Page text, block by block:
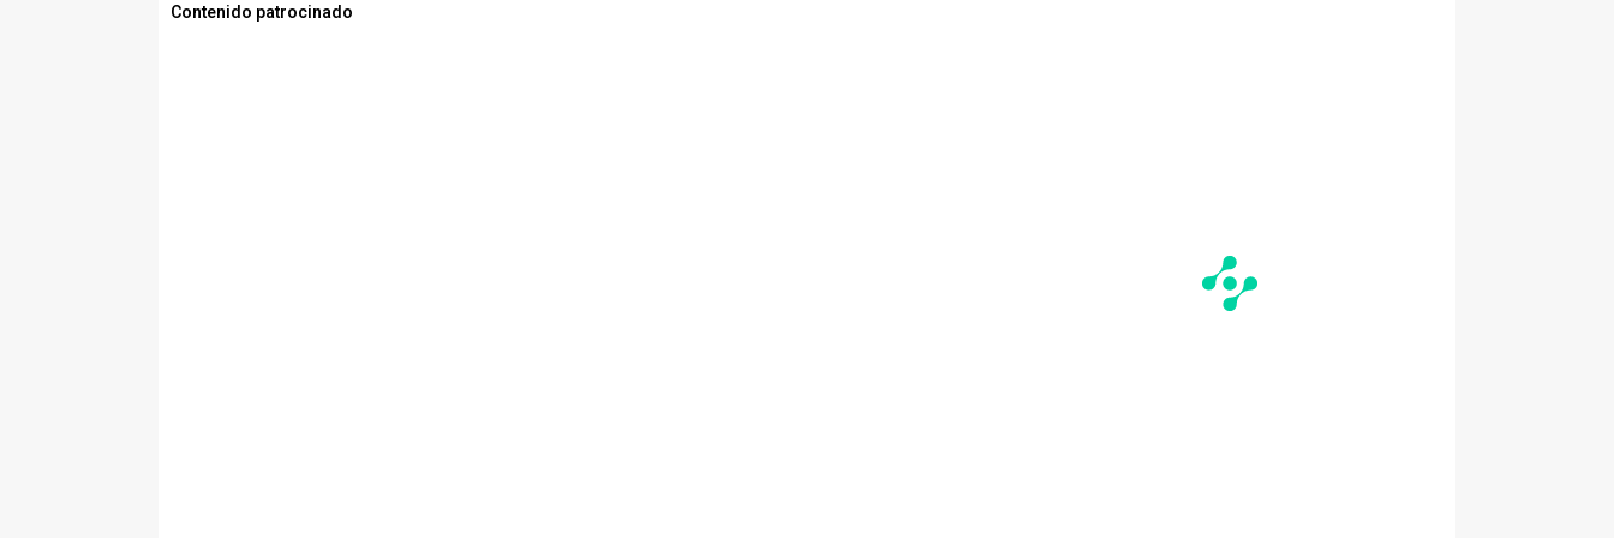
Contenido patrocinado